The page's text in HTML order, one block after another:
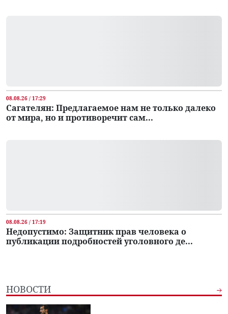
08.08.26 / 17:29
Сагателян: Предлагаемое нам не только далеко
от мира, но и противоречит сам...
08.08.26 / 17:19
Недопустимо: Защитник прав человека о
публикации подробностей уголовного де...
НОВОСТИ